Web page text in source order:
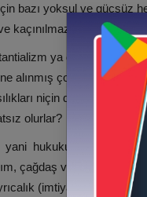
bazı yoksul ve güçsüz
kaçınılmaz mı oluyor(!)?
ya da ortaklaşa
alınmış çoğulcu ve
niçin denenmez?
olurlar?
hukukun üstünlüğü,
çağdaş ve özgür
(imtiyaz) sahiplerini